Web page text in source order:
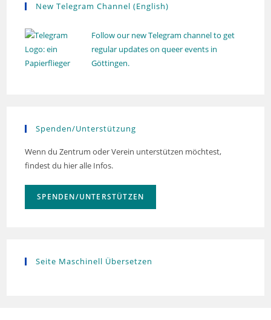
New Telegram Channel (English)
Follow our new Telegram channel to get
regular updates on queer events in
Göttingen.
Spenden/Unterstützung
Wenn du Zentrum oder Verein unterstützen möchtest,
findest du hier alle Infos.
SPENDEN/UNTERSTÜTZEN
Seite Maschinell Übersetzen